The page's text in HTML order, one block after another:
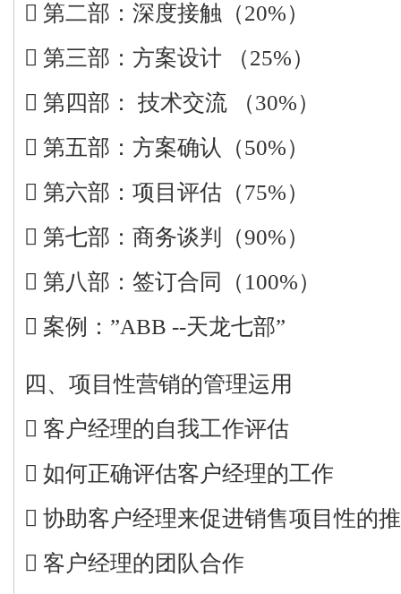
 第二部：深度接触（20%）
 第三部：方案设计 （25%）
 第四部： 技术交流 （30%）
 第五部：方案确认（50%）
 第六部：项目评估（75%）
 第七部：商务谈判（90%）
 第八部：签订合同（100%）
 案例：”ABB --天龙七部”
四、项目性营销的管理运用
 客户经理的自我工作评估
 如何正确评估客户经理的工作
 协助客户经理来促进销售项目性的
 客户经理的团队合作